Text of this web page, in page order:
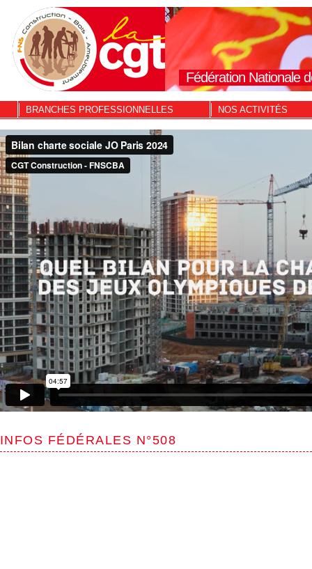
Fédération Nationale
BRANCHES PROFESSIONNELLES NOS ACTIVITÉS
INFOS FÉDÉRALES N°508